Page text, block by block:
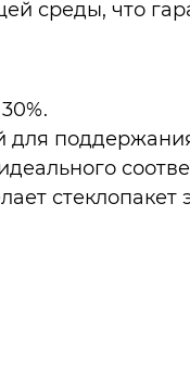
среды, что
для
стеклопакет